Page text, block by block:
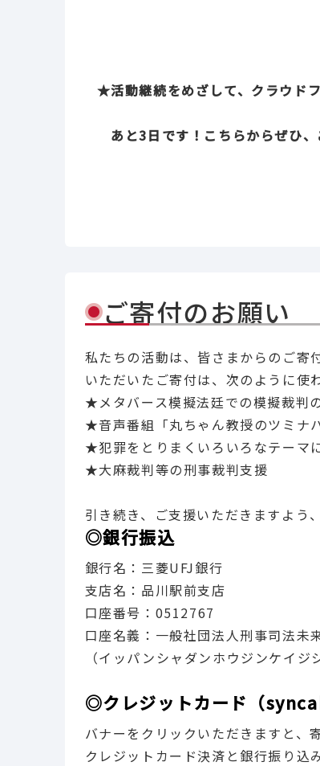
★活動継続をめざして、クラウド
あと3日です！こちらからぜひ、
ご寄付のお願い
私たちの活動は、皆さまからのご寄
いただいたご寄付は、次のように使
★メタバース模擬法廷での模擬裁判
★音声番組「丸ちゃん教授のツミナ
★犯罪をとりまくいろいろなテーマ
★大麻裁判等の刑事裁判支援
引き続き、ご支援いただきますよう
◎銀行振込
銀行名：三菱UFJ銀行
支店名：品川駅前支店
口座番号：0512767
口座名義：一般社団法人刑事司法
（イッパンシャダンホウジンケイ
◎クレジットカード（
バナーをクリックいただきますと、
クレジットカード決済と銀行振り込